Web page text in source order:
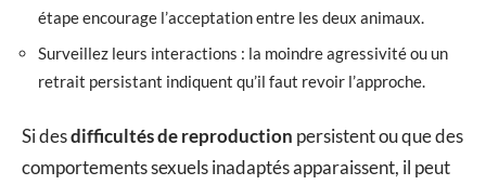
étape encourage l’acceptation entre les deux animaux.
Surveillez leurs interactions : la moindre agressivité ou un
retrait persistant indiquent qu’il faut revoir l’approche.
Si desdifficultés de reproduction persistent ou que des
comportements sexuels inadaptés apparaissent, il peut